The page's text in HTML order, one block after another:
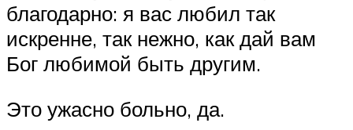
благодарно: я вас любил так
искренне, так нежно, как дай вам
Бог любимой быть другим.
Это ужасно больно, да.